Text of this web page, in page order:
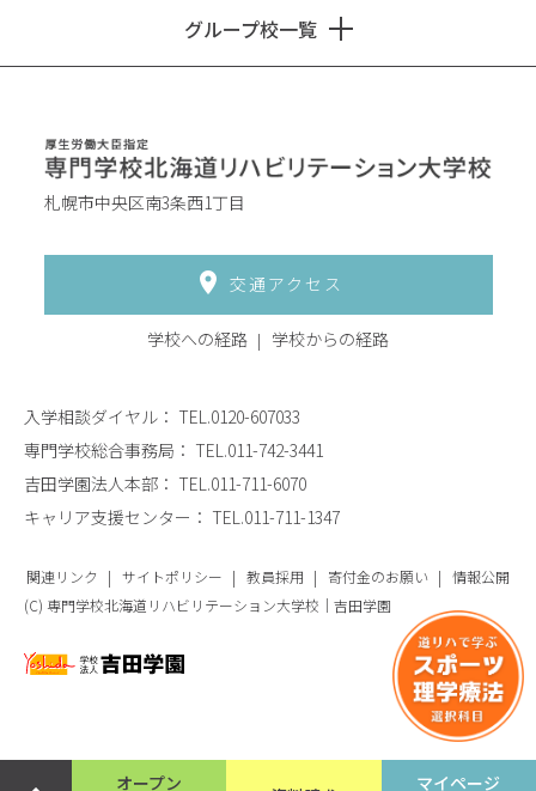
グループ校一覧
札幌市中央区南3条西1丁目
交通アクセス
学校への経路 学校からの経路
入学相談ダイヤル： TEL.0120-607033
専門学校総合事務局： TEL.011-742-3441
吉田学園法人本部： TEL.011-711-6070
キャリア支援センター： TEL.011-711-1347
関連リンク サイトポリシー 教員採用 寄付金のお願い
情報公開
(C) 専門学校北海道リハビリテーション大学校｜吉田学園
オープン マイページ